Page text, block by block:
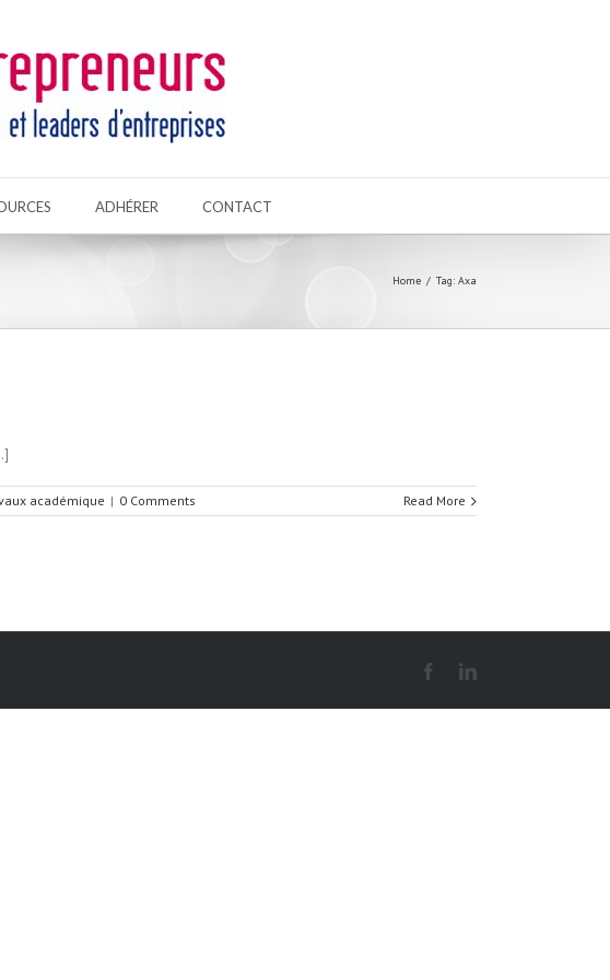
ADHÉRER CONTACT
Home Tag: Axa
académique | 0 Comments Read More